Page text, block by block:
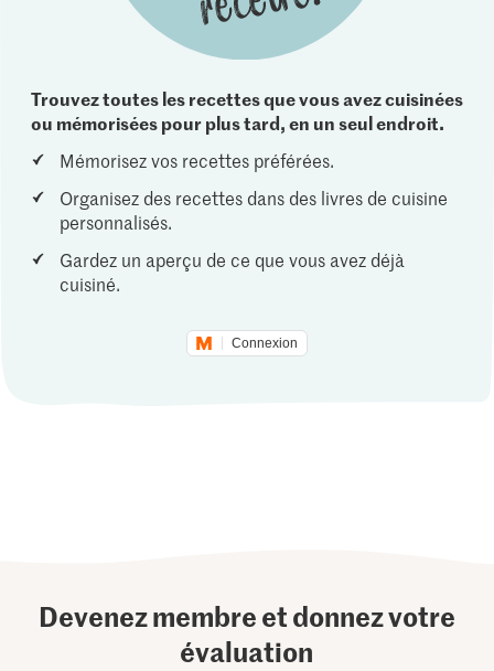
Trouvez toutes les recettes que vous avez cuisinées
ou mémorisées pour plus tard, en un seul endroit.
Mémorisez vos recettes préférées.
Organisez des recettes dans des livres de cuisine
personnalisés.
Gardez un aperçu de ce que vous avez déjà
cuisiné.
Connexion
Devenez membre et donnez votre
évaluation